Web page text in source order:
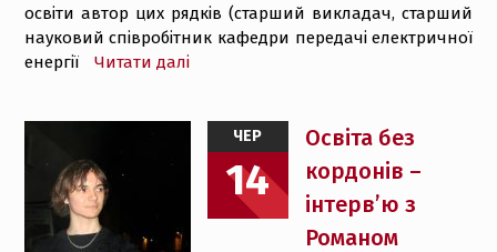
освіти автор цих рядків (старший викладач, старший
науковий співробітник кафедри передачі електричної
енергії
Читати далі
ЧЕР
14
Освіта без
кордонів –
інтерв’ю з
Романом